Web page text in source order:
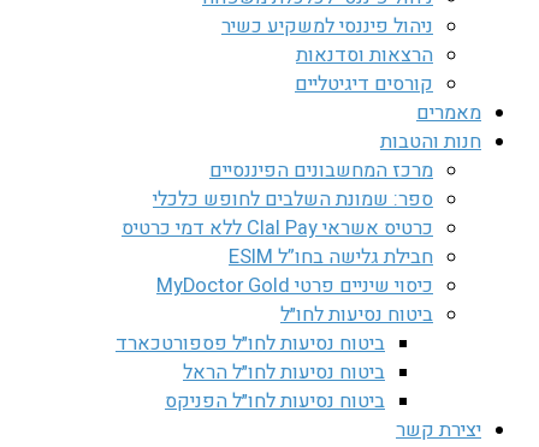
ניהול פיננסי למשקיע כשיר
הרצאות וסדנאות
קורסים דיגיטליים
מאמרים
חנות והטבות
מרכז המחשבונים הפיננסיים
ספר: שמונת השלבים לחופש כלכלי
כרטיס אשראי Clal Pay ללא דמי כרטיס
חבילת גלישה בחו”ל ESIM
כיסוי שיניים פרטי MyDoctor Gold
ביטוח נסיעות לחו״ל
ביטוח נסיעות לחו״ל פספורטכארד
ביטוח נסיעות לחו״ל הראל
ביטוח נסיעות לחו״ל הפניקס
יצירת קשר